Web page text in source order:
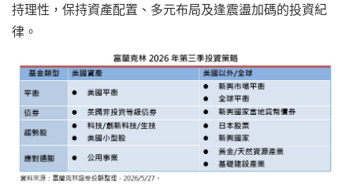
持理性，保持資產配置、多元布局及逢震盪加碼的投資紀
律。